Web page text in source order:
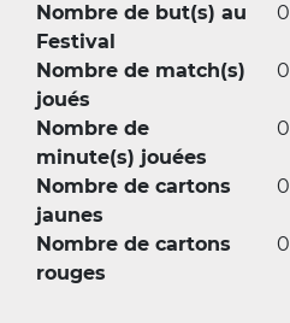
Nombre de but(s) au
Festival
0
Nombre de match(s)
joués
0
Nombre de
minute(s) jouées
0
Nombre de cartons
jaunes
0
Nombre de cartons
rouges
0